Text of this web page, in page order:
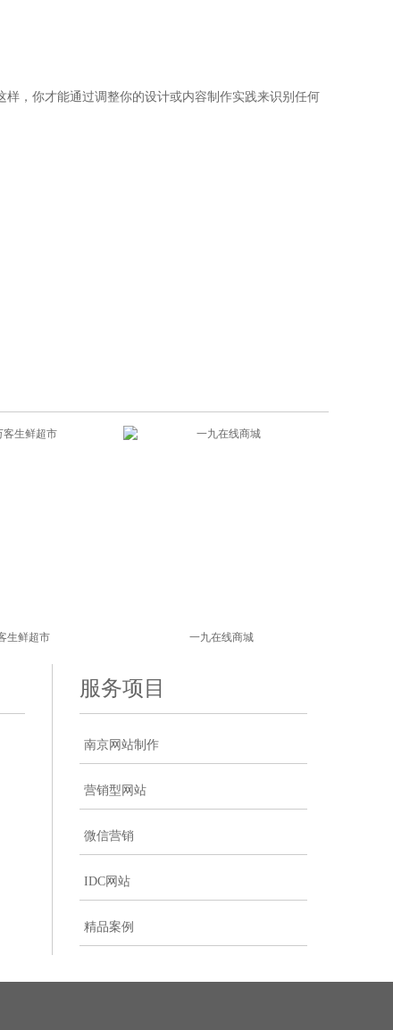
，你才能通过调整你的设计或内容制作实践来识别任何
生鲜超市 一九在线商城
服务项目
南京网站制作
营销型网站
微信营销
IDC网站
精品案例